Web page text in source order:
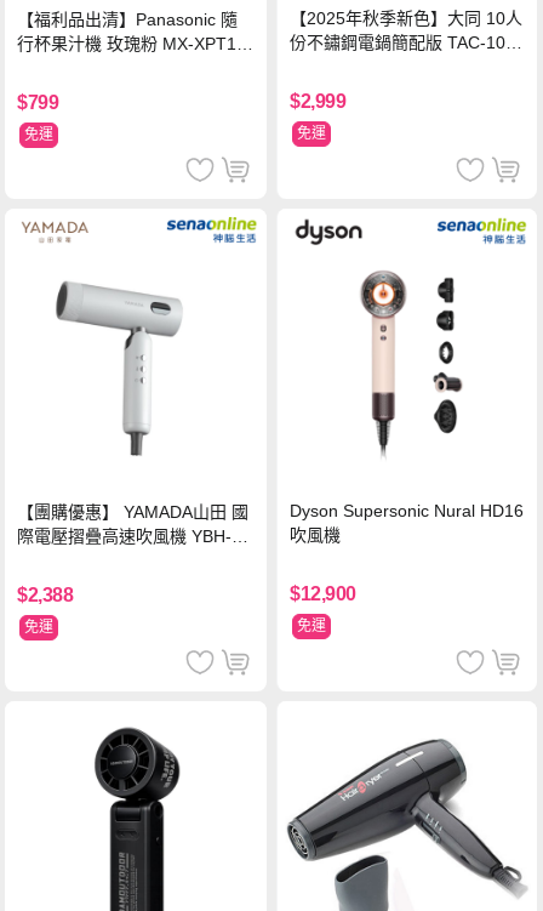
【福利品出清】Panasonic 隨
行杯果汁機 玫瑰粉 MX-XPT10
$799
免運
【2025年秋季新色】大同 10人
份不鏽鋼電鍋簡配版 TAC-10L-
$2,999
免運
【團購優惠】 YAMADA山田 國
際電壓摺疊高速吹風機 YBH-12
$2,388
免運
Dyson Supersonic Nural HD16
吹風機
$12,900
免運